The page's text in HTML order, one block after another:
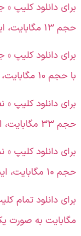
دانلود کلیپ «
مگابایت، اینجا کلیک نمایید.
دانلود کلیپ «
10 مگابایت، اینجا کلیک نمایید.
دانلود کلیپ «
مگابایت، اینجا کلیک نمایید.
دانلود کلیپ «
مگابایت، اینجا کلیک نمایید.
به صورت